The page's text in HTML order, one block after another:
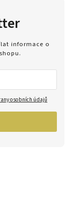
informace o
osobních údajů